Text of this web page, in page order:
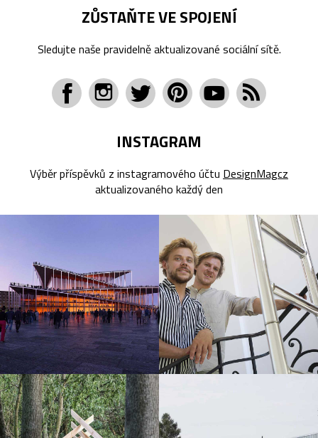
ZŮSTAŇTE VE SPOJENÍ
Sledujte naše pravidelně aktualizované sociální sítě.
INSTAGRAM
Výběr příspěvků z instagramového účtu DesignMagcz
aktualizovaného každý den